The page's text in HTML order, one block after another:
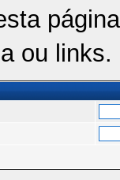
ou links.